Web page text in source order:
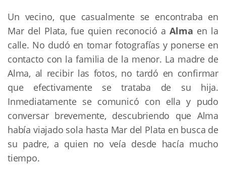
Un vecino, que casualmente se encontraba en
Mar del Plata, fue quien reconoció aAlma en la
calle. No dudó en tomar fotografías y ponerse en
contacto con la familia de la menor. La madre de
Alma, al recibir las fotos, no tardó en confirmar
que efectivamente se trataba de su hija.
Inmediatamente se comunicó con ella y pudo
conversar brevemente, descubriendo que Alma
había viajado sola hasta Mar del Plata en busca de
su padre, a quien no veía desde hacía mucho
tiempo.